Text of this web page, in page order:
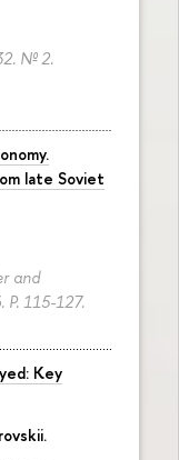
№ 2.
late Soviet
and
P. 115-127.
Key
.